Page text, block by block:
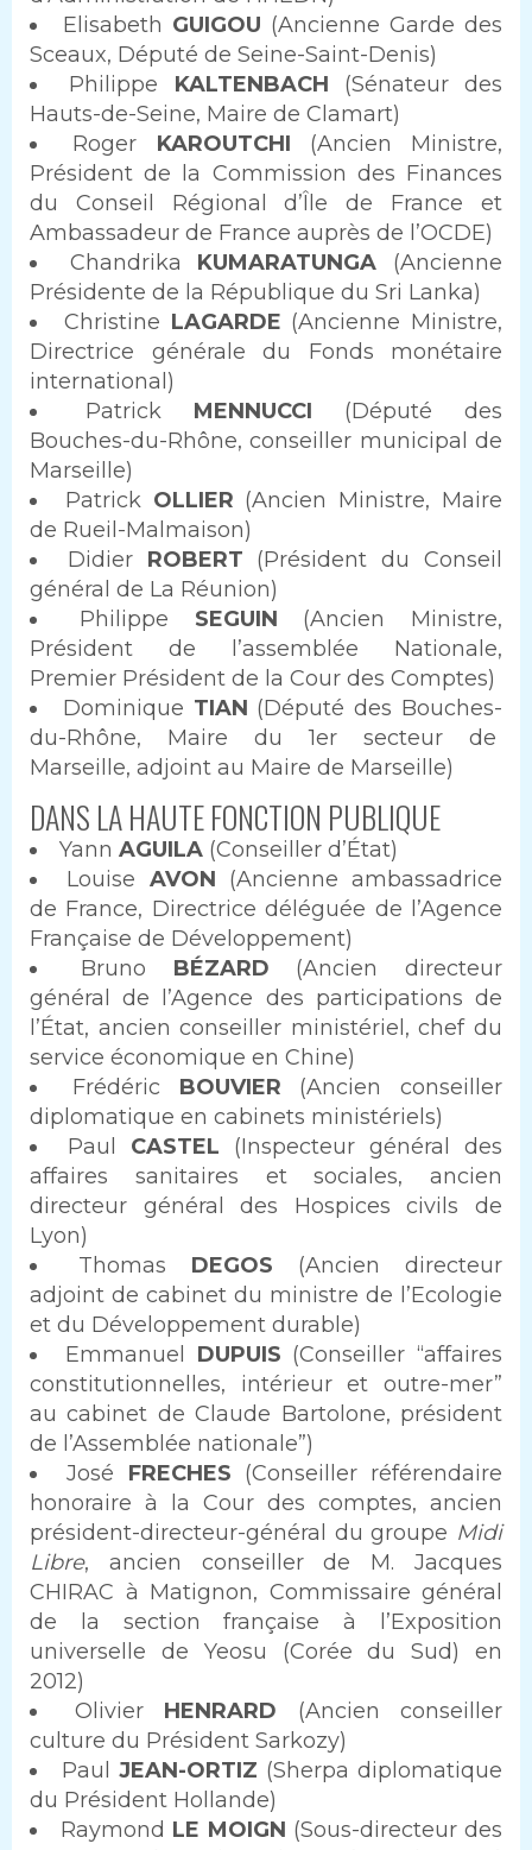
Elisabeth GUIGOU (Ancienne Garde des
Sceaux, Député de Seine-Saint-Denis)
Philippe KALTENBACH (Sénateur des
Hauts-de-Seine, Maire de Clamart)
Roger KAROUTCHI (Ancien Ministre,
Président de la Commission des Finances
du Conseil Régional d’Île de France et
Ambassadeur de France auprès de l’OCDE)
Chandrika KUMARATUNGA (Ancienne
Présidente de la République du Sri Lanka)
Christine LAGARDE (Ancienne Ministre,
Directrice générale du Fonds monétaire
international)
Patrick MENNUCCI (Député des
Bouches-du-Rhône, conseiller municipal de
Marseille)
Patrick OLLIER (Ancien Ministre, Maire
de Rueil-Malmaison)
Didier ROBERT (Président du Conseil
général de La Réunion)
Philippe SEGUIN (Ancien Ministre,
Président de l’assemblée Nationale,
Premier Président de la Cour des Comptes)
Dominique TIAN (Député des Bouches-
du-Rhône, Maire du 1er secteur de
Marseille, adjoint au Maire de Marseille)
DANS LA HAUTE FONCTION PUBLIQUE
Yann AGUILA (Conseiller d’État)
Louise AVON (Ancienne ambassadrice
de France, Directrice déléguée de l’Agence
Française de Développement)
Bruno BÉZARD (Ancien directeur
général de l’Agence des participations de
l’État, ancien conseiller ministériel, chef du
service économique en Chine)
Frédéric BOUVIER (Ancien conseiller
diplomatique en cabinets ministériels)
Paul CASTEL (Inspecteur général des
affaires sanitaires et sociales, ancien
directeur général des Hospices civils de
Lyon)
Thomas DEGOS (Ancien directeur
adjoint de cabinet du ministre de l’Ecologie
et du Développement durable)
Emmanuel DUPUIS (Conseiller “affaires
constitutionnelles, intérieur et outre-mer”
au cabinet de Claude Bartolone, président
de l’Assemblée nationale”)
José FRECHES (Conseiller référendaire
honoraire à la Cour des comptes, ancien
président-directeur-général du groupe Midi
Libre, ancien conseiller de M. Jacques
CHIRAC à Matignon, Commissaire général
de la section française à l’Exposition
universelle de Yeosu (Corée du Sud) en
2012)
Olivier HENRARD (Ancien conseiller
culture du Président Sarkozy)
Paul JEAN-ORTIZ (Sherpa diplomatique
du Président Hollande)
Raymond LE MOIGN (Sous-directeur des